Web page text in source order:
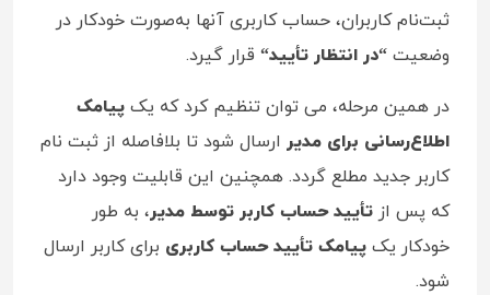
ثبت‌نام کاربران، حساب کاربری آنها به‌صورت خودکار در
وضعیت “در انتظار تأیید“ قرار گیرد.
در همین مرحله، می‌ توان تنظیم کرد که یک پیامک
اطلاع‌رسانی برای مدیر ارسال شود تا بلافاصله از ثبت‌ نام
کاربر جدید مطلع گردد. همچنین این قابلیت وجود دارد
که پس از تأیید حساب کاربر توسط مدیر، به‌ طور
خودکار یک پیامک تأیید حساب کاربری برای کاربر ارسال
شود.